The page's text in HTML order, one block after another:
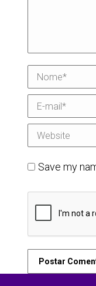
Nome *
E-mail *
Website
Save my
Postar